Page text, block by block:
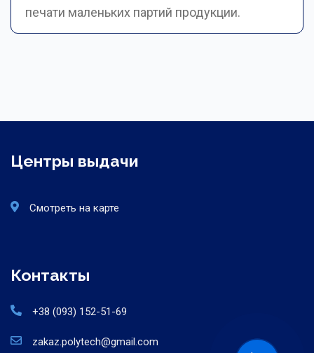
печати маленьких партий продукции.
Центры выдачи
Смотреть на карте
Контакты
+38 (093) 152-51-69
zakaz.polytech@gmail.com